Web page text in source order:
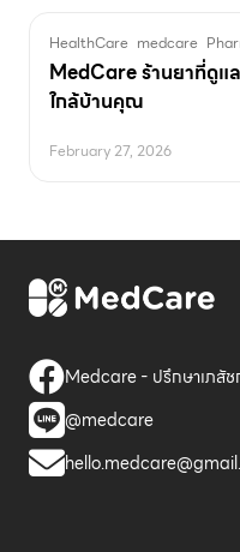
HealthCare medcare
MedCare ร้านยาที่ดู
ใกล้บ้านคุณ
February 27, 2026
Medcare - ปรึกษาเภสั
@medcare